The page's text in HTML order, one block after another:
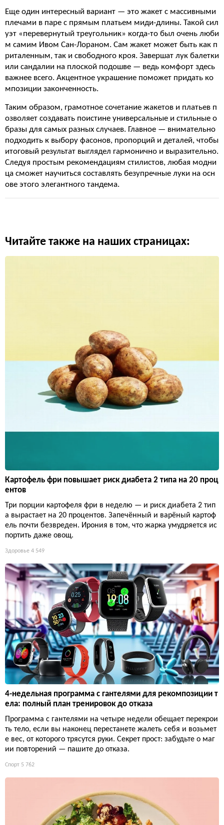
Еще один интересный вариант — это жакет с массивными
плечами в паре с прямым платьем миди-длины. Такой сил
уэт «перевернутый треугольник» когда-то был очень люби
м самим Ивом Сан-Лораном. Сам жакет может быть как п
риталенным, так и свободного кроя. Завершат лук балетки
или сандалии на плоской подошве — ведь комфорт здесь
важнее всего. Акцентное украшение поможет придать ко
мпозиции законченность.
Таким образом, грамотное сочетание жакетов и платьев п
озволяет создавать поистине универсальные и стильные о
бразы для самых разных случаев. Главное — внимательно
подходить к выбору фасонов, пропорций и деталей, чтобы
итоговый результат выглядел гармонично и выразительно.
Следуя простым рекомендациям стилистов, любая модни
ца сможет научиться составлять безупречные луки на осн
ове этого элегантного тандема.
Читайте также на наших страницах:
Картофель фри повышает риск диабета 2 типа на 20 проц
ентов
Три порции картофеля фри в неделю — и риск диабета 2 тип
а вырастает на 20 процентов. Запечённый и варёный картоф
ель почти безвреден. Ирония в том, что жарка умудряется ис
портить даже овощ.
Здоровье 4 549
4-недельная программа с гантелями для рекомпозиции т
ела: полный план тренировок до отказа
Программа с гантелями на четыре недели обещает перекрои
ть тело, если вы наконец перестанете жалеть себя и возьмет
е вес, от которого трясутся руки. Секрет прост: забудьте о маг
ии повторений — пашите до отказа.
Спорт 5 762